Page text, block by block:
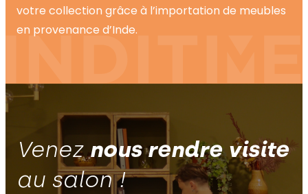
votre collection grâce à l’importation de meubles
en provenance d’Inde.
Veneznous rendre visite
au salon !